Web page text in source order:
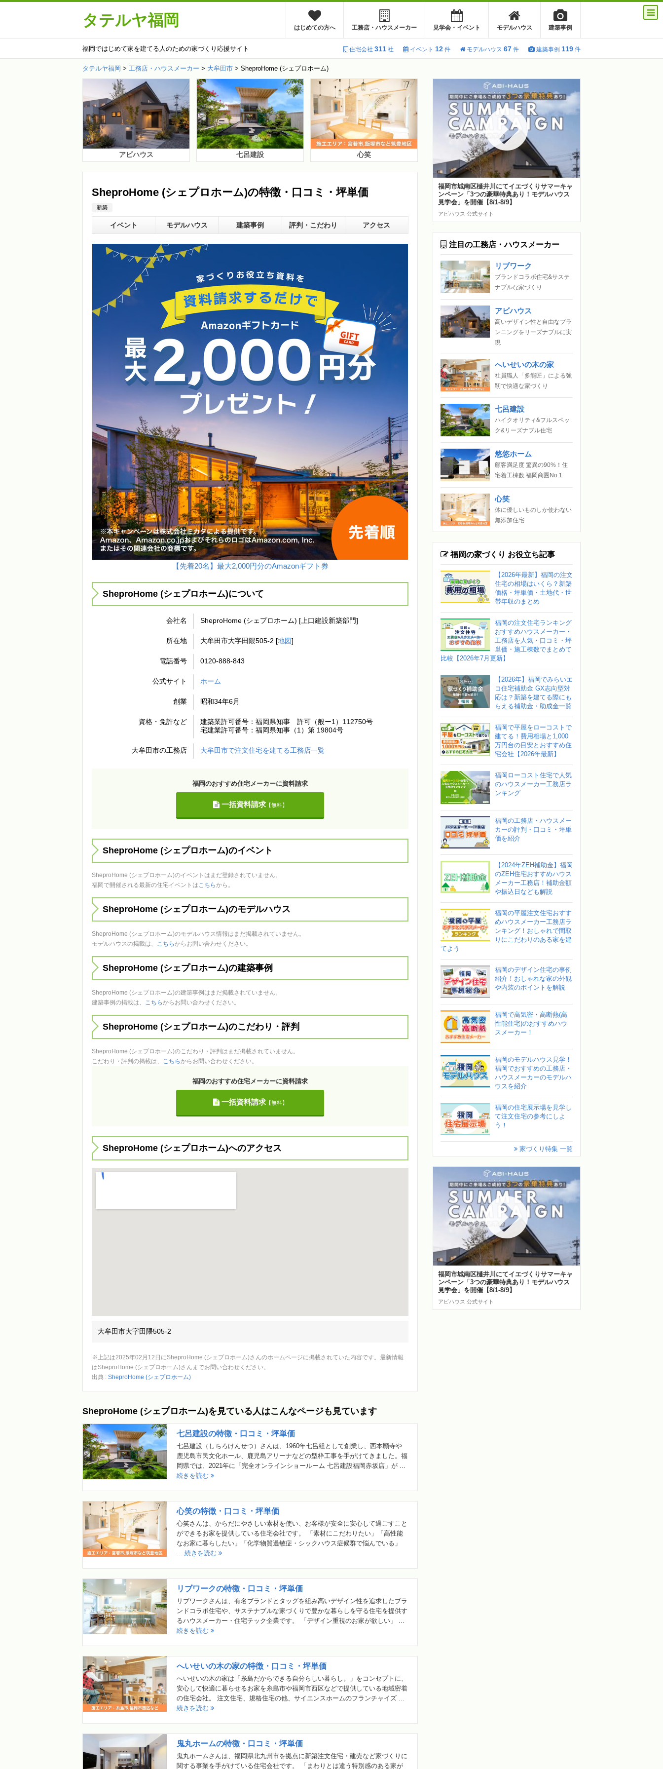
タテルヤ福岡 はじめての方へ 工務店・ハウスメーカー 見学会・イベント モデルハウス 建築事例
福岡ではじめて家を建てる人のための家づくり応援サイト 住宅会社 311 社 イベント 12 件 モデルハウス 67 件 建築事例 119 件
タテルヤ福岡 > 工務店・ハウスメーカー > 大牟田市 > SheproHome (シェプロホーム)
アビハウス 七呂建設 心笑
SheproHome (シェプロホーム)の特徴・口コミ・坪単価
新築
イベント モデルハウス 建築事例 評判・こだわり アクセス
【先着20名】最大2,000円分のAmazonギフト券
SheproHome (シェプロホーム)について
会社名 SheproHome (シェプロホーム) [上口建設新築部門]
所在地 大牟田市大字田隈505-2 [地図]
電話番号 0120-888-843
公式サイト ホーム
創業 昭和34年6月
資格・免許など
建築業許可番号：福岡県知事 許可（般ー1）112750号
宅建業許可番号：福岡県知事（1）第 19804号
大牟田市の工務店 大牟田市で注文住宅を建てる工務店一覧
福岡のおすすめ住宅メーカーに資料請求
一括資料請求【無料】
SheproHome (シェプロホーム)のイベント
SheproHome (シェプロホーム)のイベントはまだ登録されていません。
福岡で開催される最新の住宅イベントはこちらから。
SheproHome (シェプロホーム)のモデルハウス
SheproHome (シェプロホーム)のモデルハウス情報はまだ掲載されていません。
モデルハウスの掲載は、 こちらからお問い合わせください。
SheproHome (シェプロホーム)の建築事例
SheproHome (シェプロホーム)の建築事例はまだ掲載されていません。
建築事例の掲載は、 こちらからお問い合わせください。
SheproHome (シェプロホーム)のこだわり・評判
SheproHome (シェプロホーム)のこだわり・評判はまだ掲載されていません。
こだわり・評判の掲載は、 こちらからお問い合わせください。
福岡のおすすめ住宅メーカーに資料請求
一括資料請求【無料】
SheproHome (シェプロホーム)へのアクセス
大牟田市大字田隈505-2
※上記は2025年02月12日にSheproHome (シェプロホーム)さんのホームページに掲載されていた内容です。最新情報
はSheproHome (シェプロホーム)さんまでお問い合わせください。
出典 : SheproHome (シェプロホーム)
SheproHome (シェプロホーム)を見ている人はこんなページも見ています
七呂建設の特徴・口コミ・坪単価
七呂建設（しちろけんせつ）さんは、1960年七呂組として創業し、西本願寺や
鹿児島市民文化ホール、鹿児島アリーナなどの型枠工事を手がけてきました。福
岡県では、2021年に「完全オンラインショールーム 七呂建設福岡赤坂店」が ...
続きを読む
心笑の特徴・口コミ・坪単価
心笑さんは、からだにやさしい素材を使い、お客様が安全に安心して過ごすこと
ができるお家を提供している住宅会社です。 「素材にこだわりたい」「高性能
なお家に暮らしたい」「化学物質過敏症・シックハウス症候群で悩んでいる」
... 続きを読む
リブワークの特徴・口コミ・坪単価
リブワークさんは、有名ブランドとタッグを組み高いデザイン性を追求したブラ
ンドコラボ住宅や、サステナブルな家づくりで豊かな暮らしを守る住宅を提供す
るハウスメーカー・住宅テック企業です。 「デザイン重視のお家が欲しい」 ...
続きを読む
へいせいの木の家の特徴・口コミ・坪単価
へいせいの木の家は「糸島だからできる自分らしい暮らし。」をコンセプトに、
安心して快適に暮らせるお家を糸島市や福岡市西区などで提供している地域密着
の住宅会社。 注文住宅、規格住宅の他、サイエンスホームのフランチャイズ ...
続きを読む
鬼丸ホームの特徴・口コミ・坪単価
鬼丸ホームさんは、福岡県北九州市を拠点に新築注文住宅・建売など家づくりに
関する事業を手がけている住宅会社です。 「まわりとは違う特別感のある家が
福岡市城南区樋井川にてイエづくりサマーキャ
ンペーン「3つの豪華特典あり！モデルハウス
見学会」を開催【8/1-8/9】
アビハウス 公式サイト
注目の工務店・ハウスメーカー
リブワーク
ブランドコラボ住宅&サステ
ナブルな家づくり
アビハウス
高いデザイン性と自由なプラ
ンニングをリーズナブルに実
現
へいせいの木の家
社員職人「多能匠」による強
靭で快適な家づくり
七呂建設
ハイクオリティ&フルスペッ
ク&リーズナブル住宅
悠悠ホーム
顧客満足度 驚異の90%！住
宅着工棟数 福岡商圏No.1
心笑
体に優しいものしか使わない
無添加住宅
福岡の家づくり お役立ち記事
【2026年最新】福岡の注文
住宅の相場はいくら？新築
価格・坪単価・土地代・世
帯年収のまとめ
福岡の注文住宅ランキング
おすすめハウスメーカー・
工務店を人気・口コミ・坪
単価・施工棟数でまとめて
比較【2026年7月更新】
【2026年】福岡でみらいエ
コ住宅補助金 GX志向型対
応は？新築を建てる際にも
らえる補助金・助成金一覧
福岡で平屋をローコストで
建てる！費用相場と1,000
万円台の目安とおすすめ住
宅会社【2026年最新】
福岡ローコスト住宅で人気
のハウスメーカー工務店ラ
ンキング
福岡の工務店・ハウスメー
カーの評判・口コミ・坪単
価を紹介
【2024年ZEH補助金】福岡
のZEH住宅おすすめハウス
メーカー工務店！補助金額
や振込日なども解説
福岡の平屋注文住宅おすす
めハウスメーカー工務店ラ
ンキング！おしゃれで間取
りにこだわりのある家を建
てよう
福岡のデザイン住宅の事例
紹介！おしゃれな家の外観
や内装のポイントを解説
福岡で高気密・高断熱(高
性能住宅)のおすすめハウ
スメーカー！
福岡のモデルハウス見学！
福岡でおすすめの工務店・
ハウスメーカーのモデルハ
ウスを紹介
福岡の住宅展示場を見学し
て注文住宅の参考にしよ
う！
家づくり特集 一覧
福岡市城南区樋井川にてイエづくりサマーキャ
ンペーン「3つの豪華特典あり！モデルハウス
見学会」を開催【8/1-8/9】
アビハウス 公式サイト